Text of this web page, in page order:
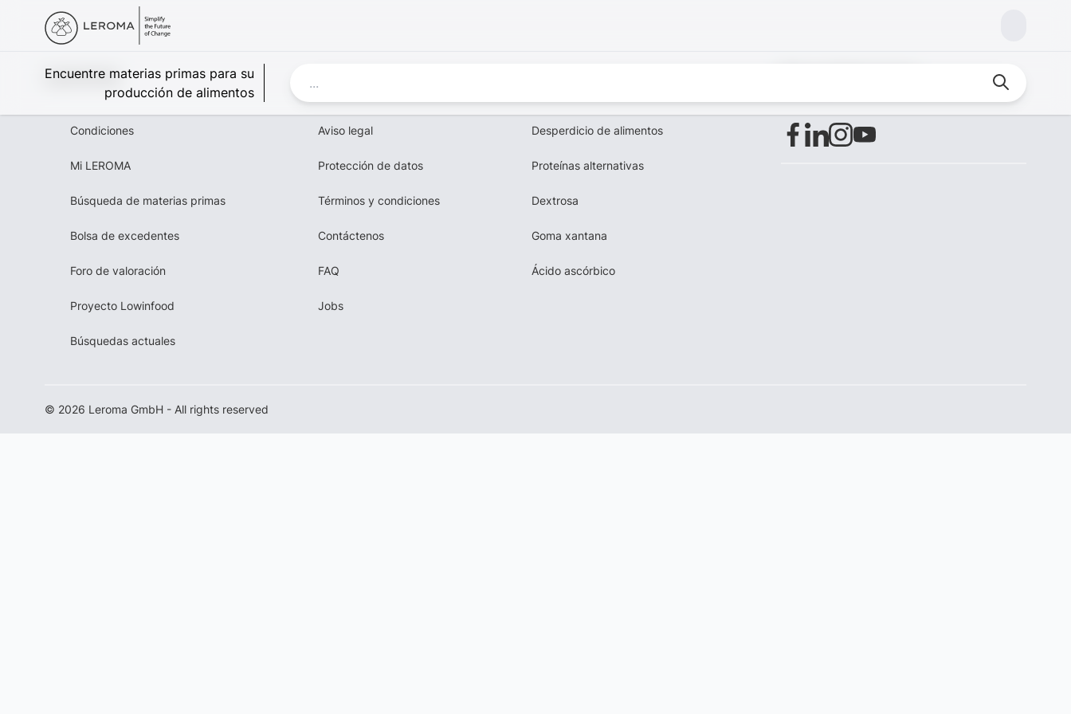
Encuentre materias primas para su
producción de alimentos
Leroma
Condiciones
Mi LEROMA
Búsqueda de materias primas
Bolsa de excedentes
Foro de valoración
Proyecto Lowinfood
Búsquedas actuales
Aviso legal
Protección de datos
Términos y condiciones
Contáctenos
FAQ
Jobs
Desperdicio de alimentos
Proteínas alternativas
Dextrosa
Goma xantana
Ácido ascórbico
© 2026 Leroma GmbH - All rights reserved